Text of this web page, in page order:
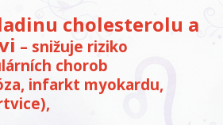
cholesterolu a
– snižuje riziko
chorob
infarkt myokardu,